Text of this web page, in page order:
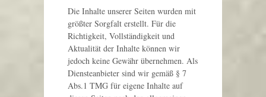
Die Inhalte unserer Seiten wurden mit
größter Sorgfalt erstellt. Für die
Richtigkeit, Vollständigkeit und
Aktualität der Inhalte können wir
jedoch keine Gewähr übernehmen. Als
Diensteanbieter sind wir gemäß § 7
Abs.1 TMG für eigene Inhalte auf